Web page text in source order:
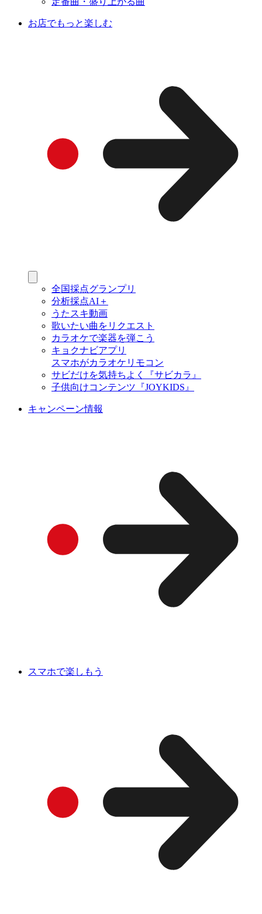
お店でもっと楽しむ
全国採点グランプリ
分析採点AI＋
うたスキ動画
歌いたい曲をリクエスト
カラオケで楽器を弾こう
キョクナビアプリ
スマホがカラオケリモコン
サビだけを気持ちよく『サビカラ』
子供向けコンテンツ『JOYKIDS』
キャンペーン情報
スマホで楽しもう